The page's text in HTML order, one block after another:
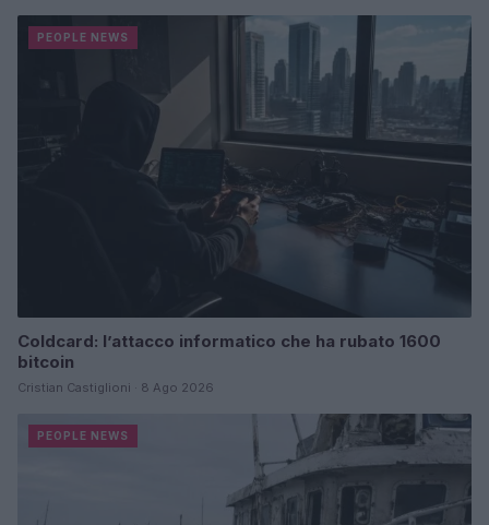
PEOPLE NEWS
Coldcard: l’attacco informatico che ha rubato 1600
bitcoin
Cristian Castiglioni · 8 Ago 2026
PEOPLE NEWS